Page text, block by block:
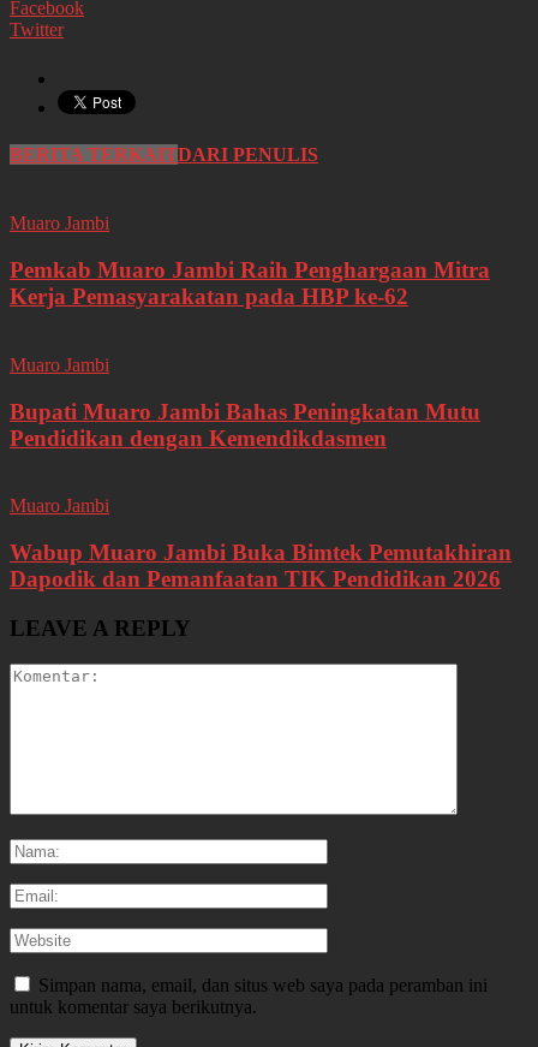
Facebook
Twitter
BERITA TERKAITDARI PENULIS
Muaro Jambi
Pemkab Muaro Jambi Raih Penghargaan Mitra
Kerja Pemasyarakatan pada HBP ke-62
Muaro Jambi
Bupati Muaro Jambi Bahas Peningkatan Mutu
Pendidikan dengan Kemendikdasmen
Muaro Jambi
Wabup Muaro Jambi Buka Bimtek Pemutakhiran
Dapodik dan Pemanfaatan TIK Pendidikan 2026
LEAVE A REPLY
Simpan nama, email, dan situs web saya pada peramban ini
untuk komentar saya berikutnya.